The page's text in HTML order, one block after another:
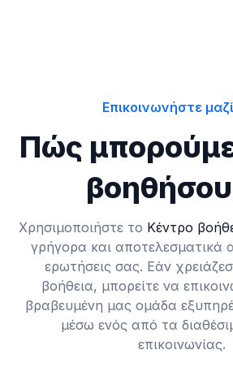
Επικοινωνήστε
Πώς
Χρησιμοποιήστε το Κέντρο
γρήγορα και αποτελεσματικά
ερωτήσεις σας. Εάν
βοήθεια, μπορείτε να
βραβευμένη μας ομάδα
μέσω ενός από τα
επικοινωνίας.